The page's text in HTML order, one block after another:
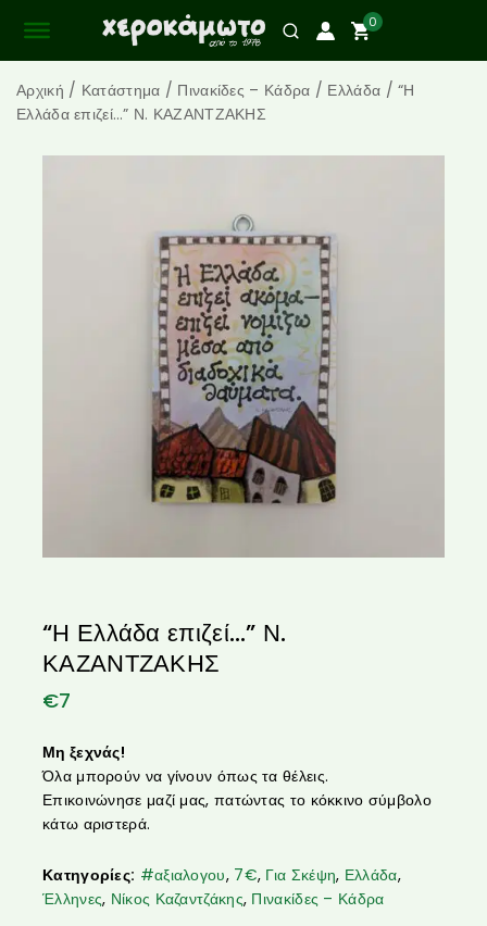
0
Αρχική / Κατάστημα / Πινακίδες – Κάδρα / Ελλάδα / “Η
Ελλάδα επιζεί…” Ν. ΚΑΖΑΝΤΖΑΚΗΣ
“Η Ελλάδα επιζεί…” Ν.
ΚΑΖΑΝΤΖΑΚΗΣ
€7
Μη ξεχνάς!
Όλα μπορούν να γίνουν όπως τα θέλεις.
Επικοινώνησε μαζί μας, πατώντας το κόκκινο σύμβολο
κάτω αριστερά.
Κατηγορίες: #αξιαλογου, 7€, Για Σκέψη, Ελλάδα,
Έλληνες, Νίκος Καζαντζάκης, Πινακίδες – Κάδρα